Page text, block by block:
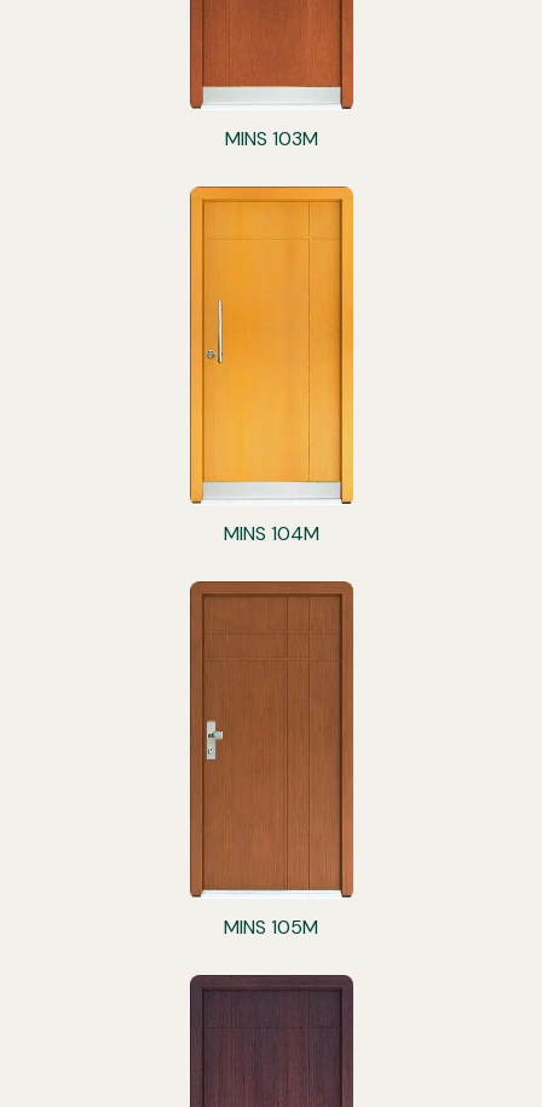
MINS 103M
MINS 104M
MINS 105M